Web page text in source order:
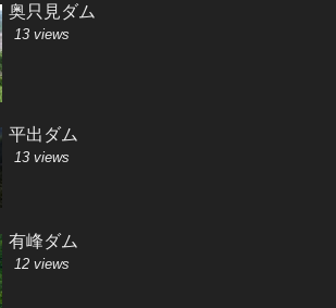
奥只見ダム
13 views
平出ダム
13 views
有峰ダム
12 views